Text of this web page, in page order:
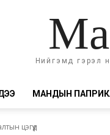
Нийгэмд гэрэл
МАНДЫН
цэгүүд